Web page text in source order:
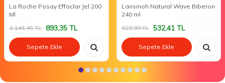
La Roche Posay Effaclar Jel 200
Ml
1.143,45TL 893,35 TL
Sepete Ekle
Lansinoh Natural Wave Biberon
240 ml
629,99TL 532,41TL
Sepete Ekle